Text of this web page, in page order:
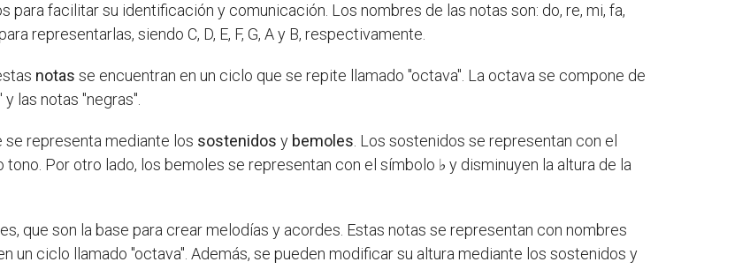
para facilitar su identificación y comunicación. Los nombres de las notas son: do, re, mi, fa,
representarlas, siendo C, D, E, F, G, A y B, respectivamente.
notas se encuentran en un ciclo que se repite llamado "octava". La octava se compone de
las notas "negras".
se representa mediante los sostenidos y bemoles . Los sostenidos se representan con el
Por otro lado, los bemoles se representan con el símbolo ♭ y disminuyen la altura de la
que son la base para crear melodías y acordes. Estas notas se representan con nombres
un ciclo llamado "octava". Además, se pueden modificar su altura mediante los sostenidos y